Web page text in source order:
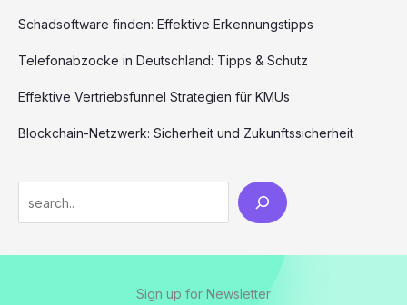
Schadsoftware finden: Effektive Erkennungstipps
Telefonabzocke in Deutschland: Tipps & Schutz
Effektive Vertriebsfunnel Strategien für KMUs
Blockchain-Netzwerk: Sicherheit und Zukunftssicherheit
Sign up for Newsletter